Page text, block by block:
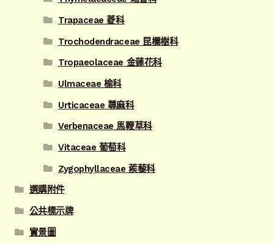
Trapaceae 菱科
Trochodendraceae 昆欄樹科
Tropaeolaceae 金蓮花科
Ulmaceae 榆科
Urticaceae 蕁麻科
Verbenaceae 馬鞭草科
Vitaceae 葡萄科
Zygophyllaceae 蒺藜科
選購附件
公共標示牌
實景圖